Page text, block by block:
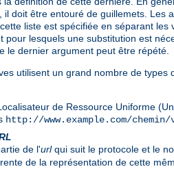
il doit être entouré de guillemets. Les
liste est spécifiée en séparant
pour lesquels une substitution est
le dernier argument peut être répété.
utilisent un grand nombre de types
de Ressource Uniforme
http://www.example.com/
de l'urlqui suit le protocole et le
de la représentation de cette